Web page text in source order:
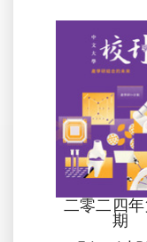
二零二四
期